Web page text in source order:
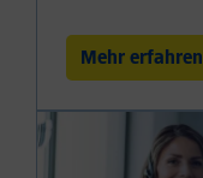
Mehr erfahren